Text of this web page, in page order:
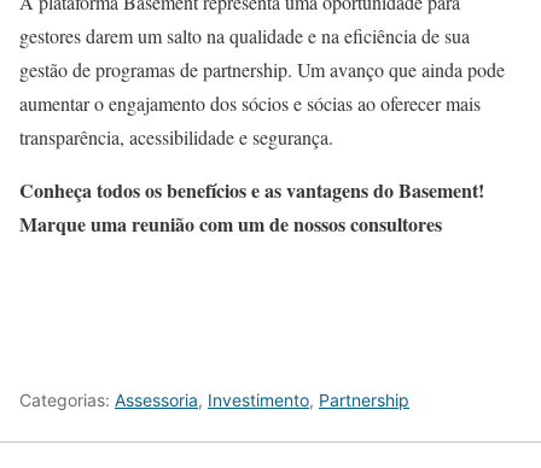
gestores darem um salto na qualidade e na eficiência de sua
gestão de programas de partnership. Um avanço que ainda pode
aumentar o engajamento dossócios e sóciasao oferecer mais
transparência, acessibilidade e segurança.
Conheça todos os benefícios e as vantagensdoBasement!
Marque uma reunião com um de nossos consultores
Categorias: Assessoria, Investimento, Partnership